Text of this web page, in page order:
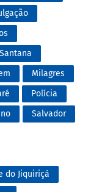
Milagres
Polícia
Salvador
do Jiquiriçá